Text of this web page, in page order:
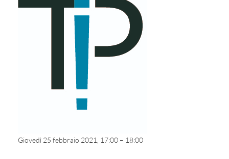
Giovedì 25 febbraio 2021, 17:00 – 18:00